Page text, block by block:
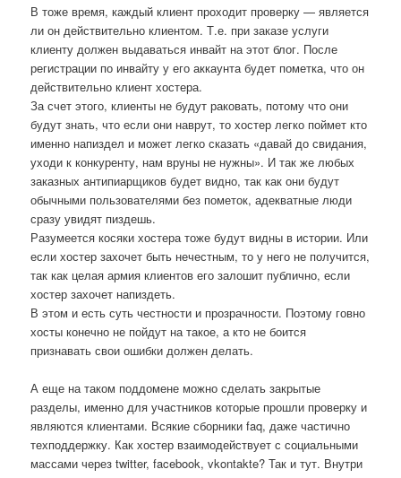
В тоже время, каждый клиент проходит проверку — является
ли он действительно клиентом. Т.е. при заказе услуги
клиенту должен выдаваться инвайт на этот блог. После
регистрации по инвайту у его аккаунта будет пометка, что он
действительно клиент хостера.
За счет этого, клиенты не будут раковать, потому что они
будут знать, что если они наврут, то хостер легко поймет кто
именно напиздел и может легко сказать «давай до свидания,
уходи к конкуренту, нам вруны не нужны». И так же любых
заказных антипиарщиков будет видно, так как они будут
обычными пользователями без пометок, адекватные люди
сразу увидят пиздешь.
Разумеется косяки хостера тоже будут видны в истории. Или
если хостер захочет быть нечестным, то у него не получится,
так как целая армия клиентов его залошит публично, если
хостер захочет напиздеть.
В этом и есть суть честности и прозрачности. Поэтому говно
хосты конечно не пойдут на такое, а кто не боится
признавать свои ошибки должен делать.
А еще на таком поддомене можно сделать закрытые
разделы, именно для участников которые прошли проверку и
являются клиентами. Всякие сборники faq, даже частично
техподдержку. Как хостер взаимодействует с социальными
массами через twitter, facebook, vkontakte? Так и тут. Внутри